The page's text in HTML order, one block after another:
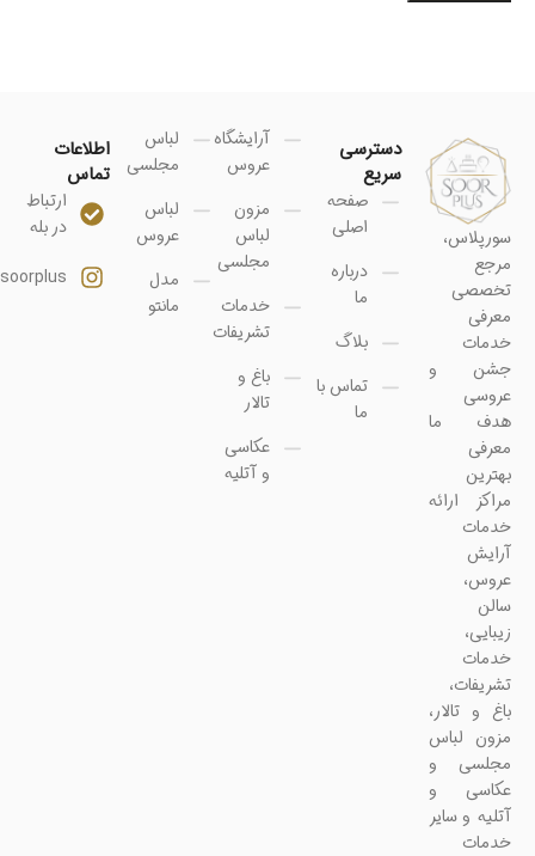
سورپلاس،
مرجع
تخصصی
معرفی
خدمات
جشن و
عروسی
هدف ما
معرفی
بهترین
مراکز ارائه
خدمات
آرایش
عروس،
سالن
زیبایی،
خدمات
تشریفات،
باغ و تالار،
مزون لباس
مجلسی و
عکاسی و
آتلیه و سایر
خدمات
دسترسی
سریع
صفحه
اصلی
درباره
ما
بلاگ
تماس با
ما
آرایشگاه
عروس
مزون
لباس
مجلسی
خدمات
تشریفات
باغ و
تالار
عکاسی
و آتلیه
لباس
مجلسی
لباس
عروس
مدل
مانتو
اطلاعات
تماس
ارتباط
در بله
soorplus@